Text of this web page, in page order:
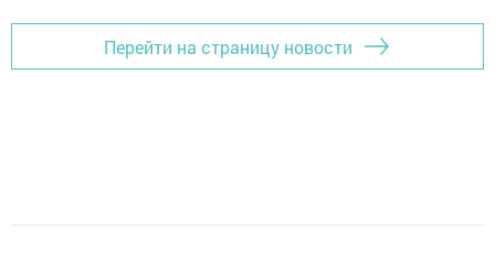
Перейти на страницу новости